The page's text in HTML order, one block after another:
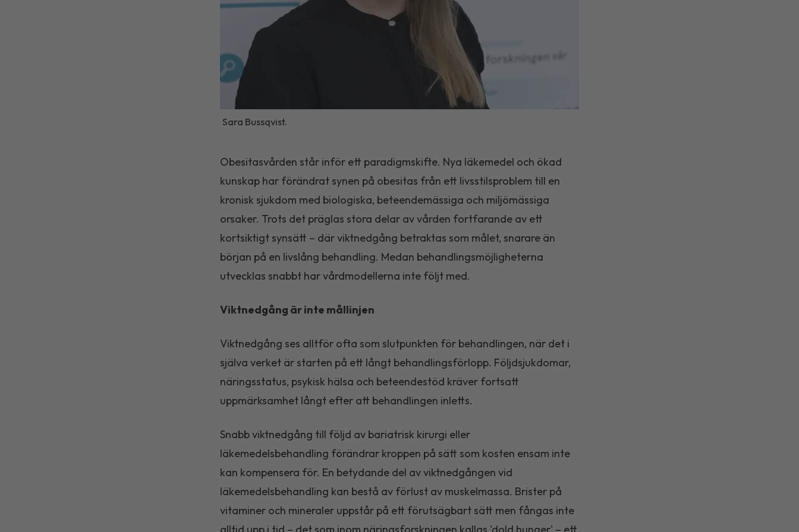
Sara Bussqvist.
Obesitasvården står inför ett paradigmskifte. Nya läkemedel och ökad
kunskap har förändrat synen på obesitas från ett livsstilsproblem till en
kronisk sjukdom med biologiska, beteendemässiga och miljömässiga
orsaker. Trots det präglas stora delar av vården fortfarande av ett
kortsiktigt synsätt – där viktnedgång betraktas som målet, snarare än
början på en livslång behandling. Medan behandlingsmöjligheterna
utvecklas snabbt har vårdmodellerna inte följt med.
Viktnedgång är inte mållinjen
Viktnedgång ses alltför ofta som slutpunkten för behandlingen, när det i
själva verket är starten på ett långt behandlingsförlopp. Följdsjukdomar,
näringsstatus, psykisk hälsa och beteendestöd kräver fortsatt
uppmärksamhet långt efter att behandlingen inletts.
Snabb viktnedgång till följd av bariatrisk kirurgi eller
läkemedelsbehandling förändrar kroppen på sätt som kosten ensam inte
kan kompensera för. En betydande del av viktnedgången vid
läkemedelsbehandling kan bestå av förlust av muskelmassa. Brister på
vitaminer och mineraler uppstår på ett förutsägbart sätt men fångas inte
alltid upp i tid – det som inom näringsforskningen kallas 'dold hunger' – ett